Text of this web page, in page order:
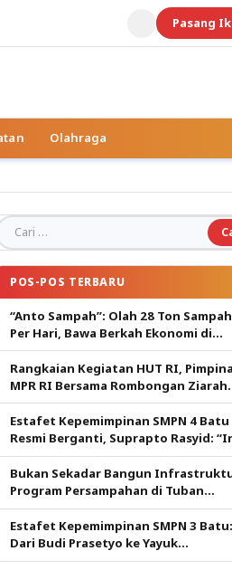
Pasang
Olahraga
Cari untuk:
POS-POS TERBARU
“Anto Sampah”: Olah 28 Ton Sampah
Per Hari, Bawa Berkah Ekonomi di
Tuban
Rangkaian Kegiatan HUT RI,
MPR RI Bersama Rombongan Ziarah
Kemakam Proklamator.
Estafet Kepemimpinan SMPN 4 Batu
Resmi Berganti, Suprapto Rasyid:
Amanah yang Harus Dijaga”
Bukan Sekadar Bangun
Program Persampahan di Tuban
Didorong Pastikan Layanan Tetap
Berjalan
Estafet Kepemimpinan SMPN 3 Batu:
Dari Budi Prasetyo ke Yayuk
Sariastutik, Tantangan Jaga